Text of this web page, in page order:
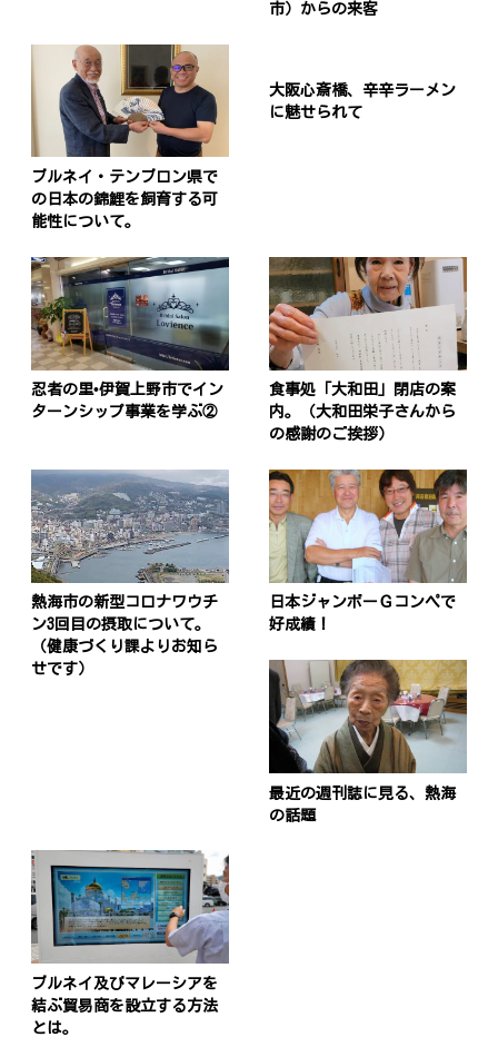
市）からの来客
ブルネイ・テンブロン県で
の日本の錦鯉を飼育する可
能性について。
大阪心斎橋、辛辛ラーメン
に魅せられて
忍者の里•伊賀上野市でイン
ターンシップ事業を学ぶ②
食事処「大和田」閉店の案
内。（大和田栄子さんから
の感謝のご挨拶）
熱海市の新型コロナワウチ
ン3回目の摂取について。
（健康づくり課よりお知ら
せです）
日本ジャンボーＧコンペで
好成績！
最近の週刊誌に見る、熱海
の話題
ブルネイ及びマレーシアを
結ぶ貿易商を設立する方法
とは。